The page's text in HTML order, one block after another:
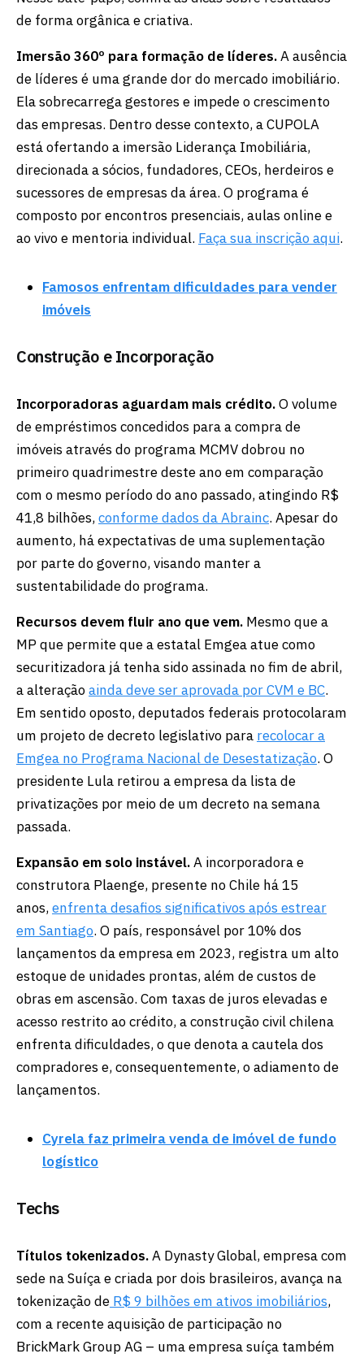
de forma orgânica e criativa.
Imersão 360º para formação de líderes.A ausência
de líderes é uma grande dor do mercado imobiliário.
Ela sobrecarrega gestores e impede o crescimento
das empresas. Dentro desse contexto, a CUPOLA
está ofertando a imersão Liderança Imobiliária,
direcionada a sócios, fundadores, CEOs, herdeiros e
sucessores de empresas da área. O programa é
composto por encontros presenciais, aulas online e
ao vivo e mentoria individual. Faça sua inscrição aqui.
Famosos enfrentam dificuldades para vender
imóveis
Construção e Incorporação
Incorporadoras aguardam mais crédito.O volume
de empréstimos concedidos para a compra de
imóveis através do programa MCMV dobrou no
primeiro quadrimestre deste ano em comparação
com o mesmo período do ano passado, atingindo R$
41,8 bilhões,conforme dados da Abrainc. Apesar do
aumento, há expectativas de uma suplementação
por parte do governo, visando manter a
sustentabilidade do programa.
Recursos devem fluir ano que vem. Mesmo que a
MP que permite que a estatal Emgea atue como
securitizadora já tenha sido assinada no fim de abril,
a alteraçãoainda deve ser aprovada por CVM e BC.
Em sentido oposto, deputados federais protocolaram
um projeto de decreto legislativo para recolocar a
Emgea no Programa Nacional de Desestatização. O
presidente Lula retirou a empresa da lista de
privatizações por meio de um decreto na semana
passada.
Expansão em solo instável.A incorporadora e
construtora Plaenge, presente no Chile há 15
anos,enfrenta desafios significativos após estrear
em Santiago. O país, responsável por 10% dos
lançamentos da empresa em 2023, registra um alto
estoque de unidades prontas, além de custos de
obras em ascensão. Com taxas de juros elevadas e
acesso restrito ao crédito, a construção civil chilena
enfrenta dificuldades, o que denota a cautela dos
compradores e, consequentemente, o adiamento de
lançamentos.
Cyrela faz primeira venda de imóvel de fundo
logístico
Techs
Títulos tokenizados.A Dynasty Global, empresa com
sede na Suíça e criada por dois brasileiros, avança na
tokenização de R$ 9 bilhões em ativos imobiliários,
com a recente aquisição de participação no
BrickMark Group AG – uma empresa suíça também